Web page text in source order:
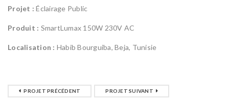
Projet :Éclairage Public
Produit : SmartLumax 150W 230V AC
Localisation : Habib Bourguiba, Beja, Tunisie
PROJET PRÉCÉDENT PROJET SUIVANT